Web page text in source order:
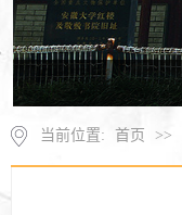
当前位置: 首页 >>